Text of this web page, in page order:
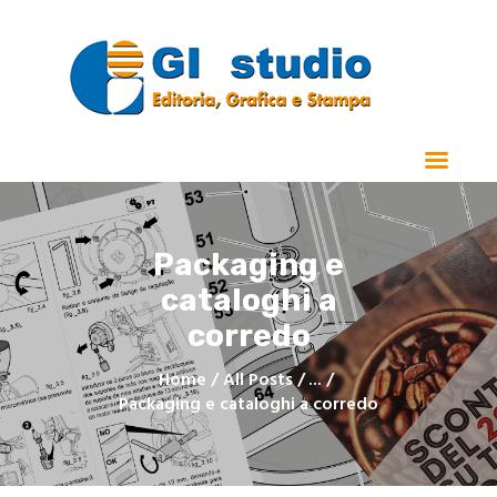
Packaging e
cataloghi a
corredo
Home All Posts ...
Packaging e cataloghi a corredo
Home
Chi Siamo
Stampa
Manualistica e Cataloghi
Realizzazioni
Contatti